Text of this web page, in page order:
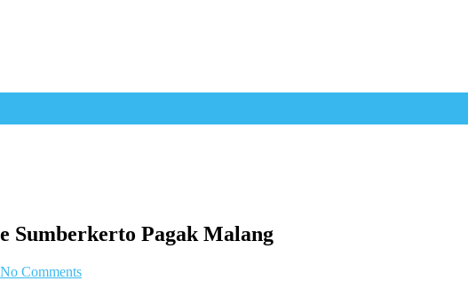
Sumberkerto Pagak Malang
No Comments